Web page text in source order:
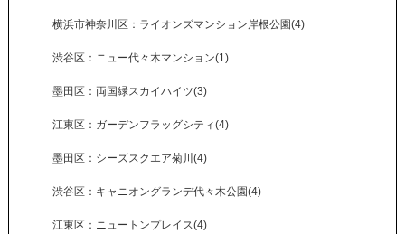
横浜市神奈川区：ライオンズマンション岸根公園(4)
渋谷区：ニュー代々木マンション(1)
墨田区：両国緑スカイハイツ(3)
江東区：ガーデンフラッグシティ(4)
墨田区：シーズスクエア菊川(4)
渋谷区：キャニオングランデ代々木公園(4)
江東区：ニュートンプレイス(4)